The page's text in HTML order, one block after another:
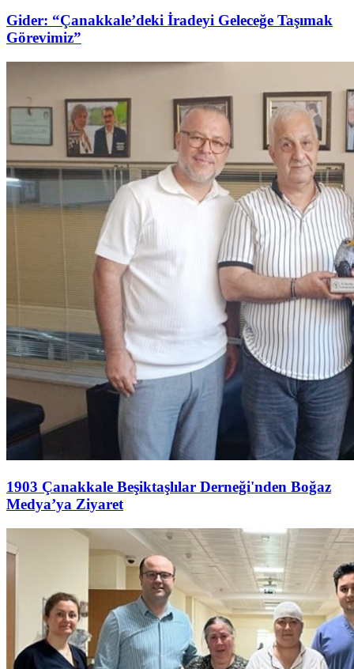
Gider: “Çanakkale’deki İradeyi Geleceğe Taşımak
Görevimiz”
1903 Çanakkale Beşiktaşlılar Derneği'nden Boğaz
Medya’ya Ziyaret